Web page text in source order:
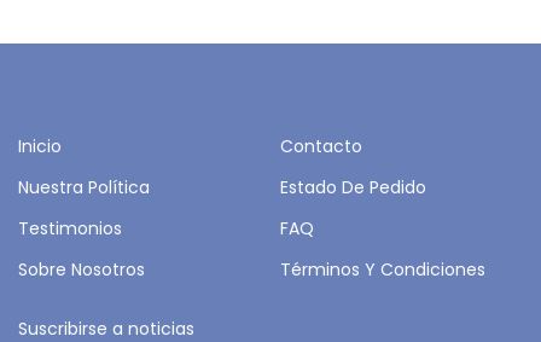
Inicio
Contacto
Nuestra Política
Estado De Pedido
Testimonios
FAQ
Sobre Nosotros
Términos Y Condiciones
Suscribirse a noticias